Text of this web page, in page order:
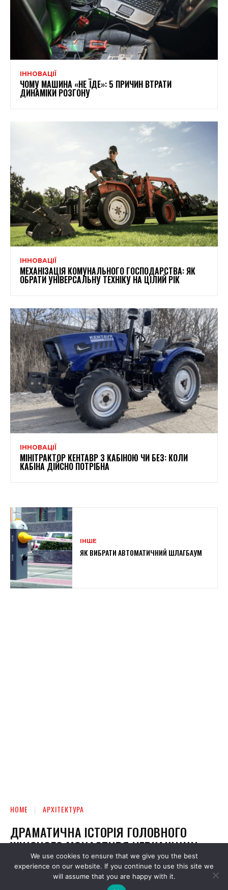
ІННОВАЦІЇ
ЧОМУ МАШИНА «НЕ ЇДЕ»: 5 ПРИЧИН ВТРАТИ
ДИНАМІКИ РОЗГОНУ
ІННОВАЦІЇ
МЕХАНІЗАЦІЯ КОМУНАЛЬНОГО ГОСПОДАРСТВА: ЯК
ОБРАТИ УНІВЕРСАЛЬНУ ТЕХНІКУ НА ЦІЛИЙ РІК
ІННОВАЦІЇ
МІНІТРАКТОР КЕНТАВР З КАБІНОЮ ЧИ БЕЗ: КОЛИ
КАБІНА ДІЙСНО ПОТРІБНА
ІНШЕ
ЯК ВИБРАТИ АВТОМАТИЧНИЙ ШЛАГБАУМ
We use cookies to ensure that we give you the best
experience on our website. If you continue to use this site we
will assume that you are happy with it.